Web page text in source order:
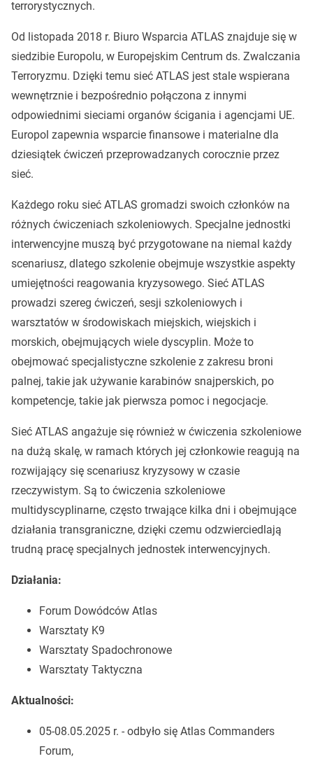
terrorystycznych.
Od listopada 2018 r. Biuro Wsparcia ATLAS znajduje się w
siedzibie Europolu, w Europejskim Centrum ds. Zwalczania
Terroryzmu. Dzięki temu sieć ATLAS jest stale wspierana
wewnętrznie i bezpośrednio połączona z innymi
odpowiednimi sieciami organów ścigania i agencjami UE.
Europol zapewnia wsparcie finansowe i materialne dla
dziesiątek ćwiczeń przeprowadzanych corocznie przez
sieć.
Każdego roku sieć ATLAS gromadzi swoich członków na
różnych ćwiczeniach szkoleniowych. Specjalne jednostki
interwencyjne muszą być przygotowane na niemal każdy
scenariusz, dlatego szkolenie obejmuje wszystkie aspekty
umiejętności reagowania kryzysowego. Sieć ATLAS
prowadzi szereg ćwiczeń, sesji szkoleniowych i
warsztatów w środowiskach miejskich, wiejskich i
morskich, obejmujących wiele dyscyplin. Może to
obejmować specjalistyczne szkolenie z zakresu broni
palnej, takie jak używanie karabinów snajperskich, po
kompetencje, takie jak pierwsza pomoc i negocjacje.
Sieć ATLAS angażuje się również w ćwiczenia szkoleniowe
na dużą skalę, w ramach których jej członkowie reagują na
rozwijający się scenariusz kryzysowy w czasie
rzeczywistym. Są to ćwiczenia szkoleniowe
multidyscyplinarne, często trwające kilka dni i obejmujące
działania transgraniczne, dzięki czemu odzwierciedlają
trudną pracę specjalnych jednostek interwencyjnych.
Działania:
Forum Dowódców Atlas
Warsztaty K9
Warsztaty Spadochronowe
Warsztaty Taktyczna
Aktualności:
05-08.05.2025 r. - odbyło się Atlas Commanders
Forum,